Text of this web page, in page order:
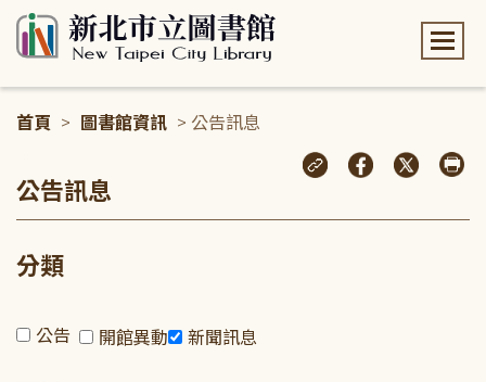
首頁 > 圖書館資訊 > 公告訊息
公告訊息
分類
公告 開館異動 新聞訊息